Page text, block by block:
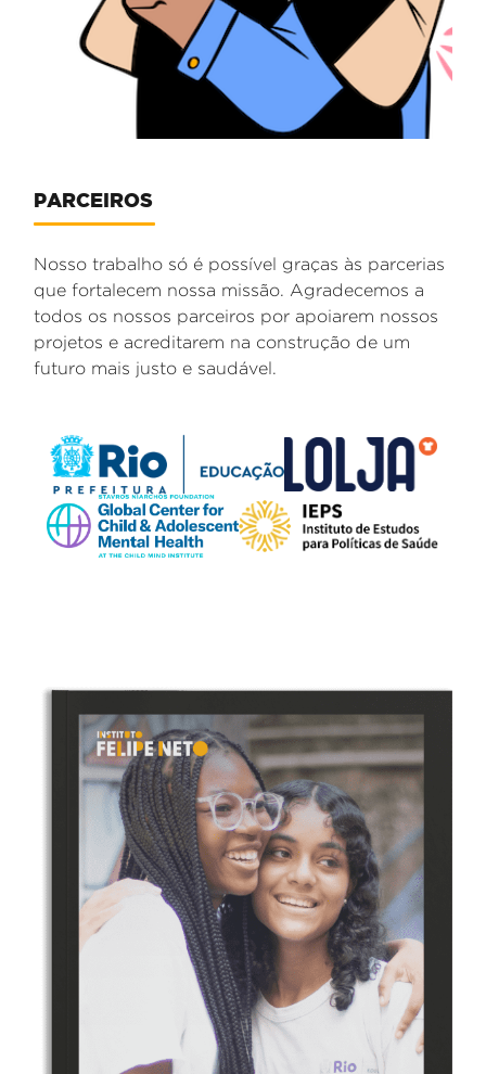
PARCEIROS
Nosso trabalho só é possível graças às parcerias
que fortalecem nossa missão. Agradecemos a
todos os nossos parceiros por apoiarem nossos
projetos e acreditarem na construção de um
futuro mais justo e saudável.